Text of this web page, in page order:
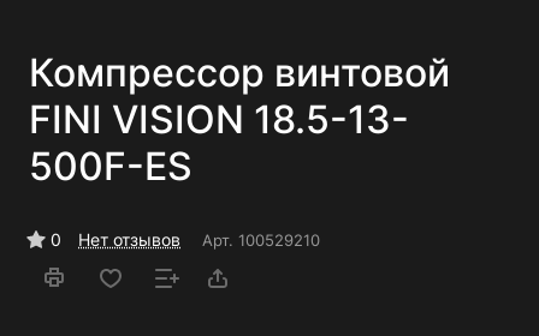
Компрессор винтовой
FINI VISION 18.5-13-
500F-ES
0 Нет отзывов Арт. 100529210